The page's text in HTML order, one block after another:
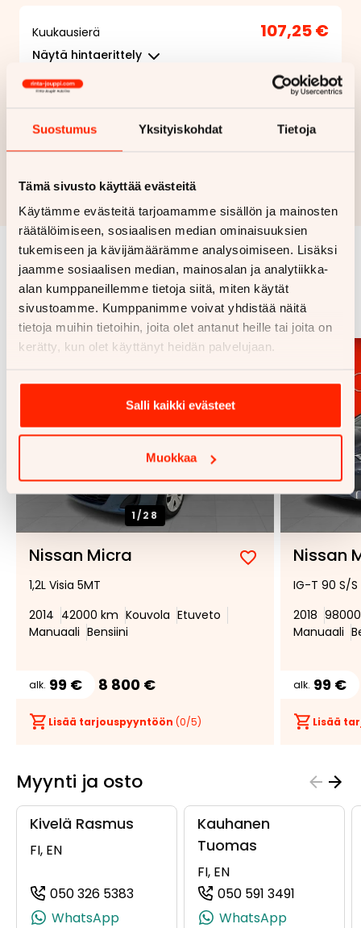
Suostumus Yksityiskohdat Tietoja
Tämä sivusto käyttää evästeitä
Käytämme evästeitä tarjoamamme sisällön ja mainosten
räätälöimiseen, sosiaalisen median ominaisuuksien
tukemiseen ja kävijämäärämme analysoimiseen. Lisäksi
jaamme sosiaalisen median, mainosalan ja analytiikka-
alan kumppaneillemme tietoja siitä, miten käytät
sivustoamme. Kumppanimme voivat yhdistää näitä
tietoja muihin tietoihin, joita olet antanut heille tai joita on
kerätty, kun olet käyttänyt heidän palvelujaan.
Salli kaikki evästeet
Muokkaa
Kuukausierä 107,25 €
Näytä hintaerittely
Hae rahoitustarjous
Rahoituslaskelma on suuntaa antava ja edellyttää hyväksytyn
Samankaltaisia ajoneuvoja
Katso kaikki
1/28
Nissan Micra
Lisää
suosikiksi
Poista
suosikeista
1,2L Visia 5MT
2014 42000 km Kouvola Etuveto
Manuaali Bensiini
alk. 99 € 8 800 €
Lisää tarjouspyyntöön (0/5)
Nissan
IG-T 90 S/
2018
Manuaali
alk. 99 €
Lisää
Myynti ja osto
Kivelä Rasmus
FI, EN
050 326 5383
(+358503265383, 0503265383,
WhatsApp
Kauhanen
Tuomas
FI, EN
050 591 3491
WhatsApp